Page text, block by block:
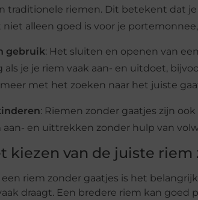
traditionele riemen. Dit betekent dat
niet alleen goed is voor je
gebruik: Het sluiten en openen van
als je je riem vaak aan- en uitdoet,
met het zoeken naar het juiste
: Riemen zonder gaatjes zijn
aan- en uittrekken zonder hulp van
kiezen van de juiste
een riem zonder gaatjes is het
draagt. Een bredere riem kan goed